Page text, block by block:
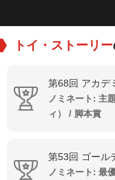
トイ・ストーリー
第68回 アカデ
ノミネート: 主
ィ） / 脚本賞
第53回 ゴール
ノミネート: 最